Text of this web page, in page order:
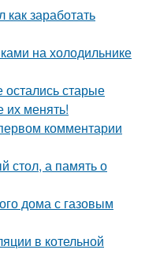
заработать
на холодильнике
остались старые
их менять!
комментарии
стол, а память о
дома с газовым
в котельной